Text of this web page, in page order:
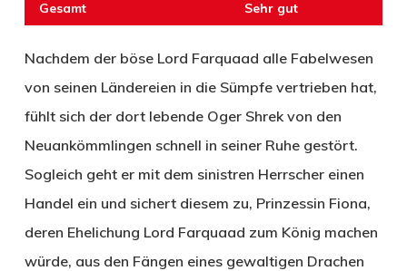
Gesamt Sehr gut
Nachdem der böse Lord Farquaad alle Fabelwesen
von seinen Ländereien in die Sümpfe vertrieben hat,
fühlt sich der dort lebende Oger Shrek von den
Neuankömmlingen schnell in seiner Ruhe gestört.
Sogleich geht er mit dem sinistren Herrscher einen
Handel ein und sichert diesem zu, Prinzessin Fiona,
deren Ehelichung Lord Farquaad zum König machen
würde, aus den Fängen eines gewaltigen Drachen